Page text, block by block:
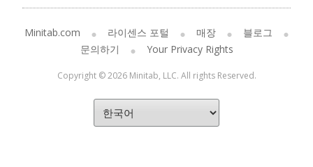
Minitab.com 라이센스 포털 매장
블로그
문의하기
Your Privacy Rights
Copyright © 2026 Minitab, LLC. All rights Reserved.